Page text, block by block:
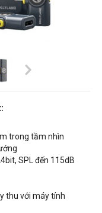
trong tầm nhìn
SPL đến 115dB
thu với máy tính